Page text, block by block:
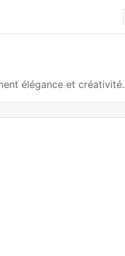
élégance et créativité.